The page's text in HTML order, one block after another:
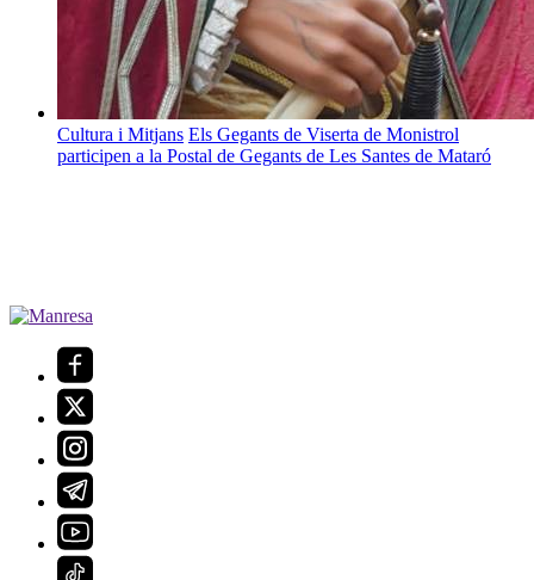
Cultura i Mitjans Els Gegants de Viserta de Monistrol
participen a la Postal de Gegants de Les Santes de Mataró